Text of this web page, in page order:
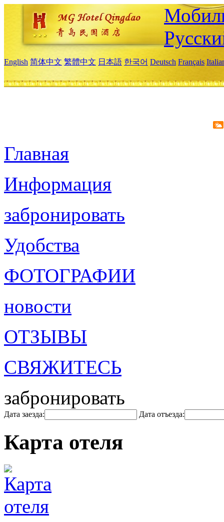
English 简体中文 繁體中文 日本語 한국어 Deutsch Français
Главная
Информация
забронировать
Удобства
ФОТОГРАФИИ
новости
ОТЗЫВЫ
СВЯЖИТЕСЬ
забронировать
Дата заезда: Дата отъезда:
Карта отеля